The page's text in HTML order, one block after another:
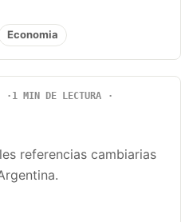
Economia
1 MIN DE LECTURA
referencias cambiarias